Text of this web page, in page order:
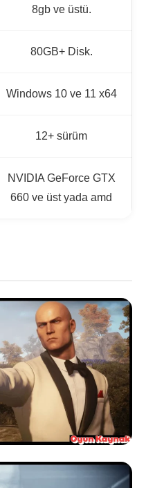
8gb ve üstü.
80GB+ Disk.
Windows 10 ve 11 x64
12+ sürüm
NVIDIA GeForce GTX
660 ve üst yada amd